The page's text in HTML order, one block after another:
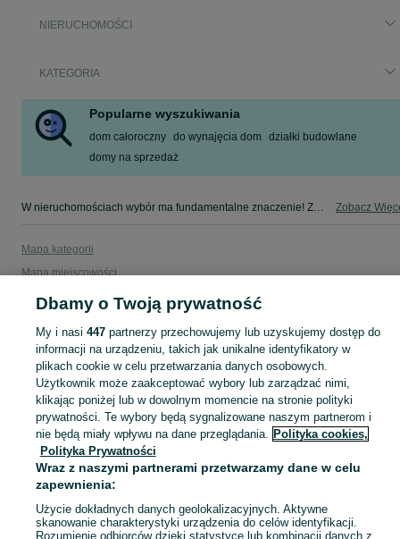
NIERUCHOMOŚCI
KATEGORIA
Popularne wyszukiwania
dom całoroczny do wynajęcia dom
działki budowlane
domy na sprzedaż
W nieruchomościach wybór ma fundamentalne znaczenie! Znajdź wymarzony lokal w kategorii Nieruchomości na OLX - Zawiercie i okolice! Zobacz
Mapa kategorii
Mapa miejscowości
Mapa ministron
Dbamy o Twoją prywatność
My i nasi 447partnerzy przechowujemy lub uzyskujemy dostęp do
informacji na urządzeniu, takich jak unikalne identyfikatory w
plikach cookie w celu przetwarzania danych osobowych.
Użytkownik może zaakceptować wybory lub zarządzać nimi,
klikając poniżej lub w dowolnym momencie na stronie polityki
prywatności. Te wybory będą sygnalizowane naszym partnerom i
nie będą miały wpływu na dane przeglądania. Polityka cookies,
Polityka Prywatności
Wraz z naszymi partnerami przetwarzamy dane w celu
zapewnienia:
Użycie dokładnych danych geolokalizacyjnych. Aktywne
skanowanie charakterystyki urządzenia do celów identyfikacji.
Rozumienie odbiorców dzięki statystyce lub kombinacji danych z